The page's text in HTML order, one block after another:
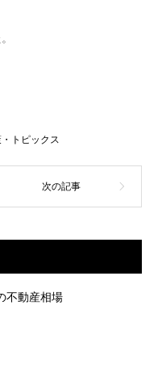
トピックス
不動産相場